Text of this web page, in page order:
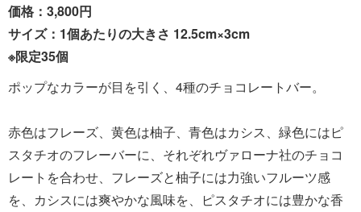
価格：3,800円
サイズ：1個あたりの大きさ 12.5cm×3cm
※限定35個
ポップなカラーが目を引く、4種のチョコレートバー。
赤色はフレーズ、黄色は柚子、青色はカシス、緑色にはピ
スタチオのフレーバーに、それぞれヴァローナ社のチョコ
レートを合わせ、フレーズと柚子には力強いフルーツ感
を、カシスには爽やかな風味を、ピスタチオには豊かな香